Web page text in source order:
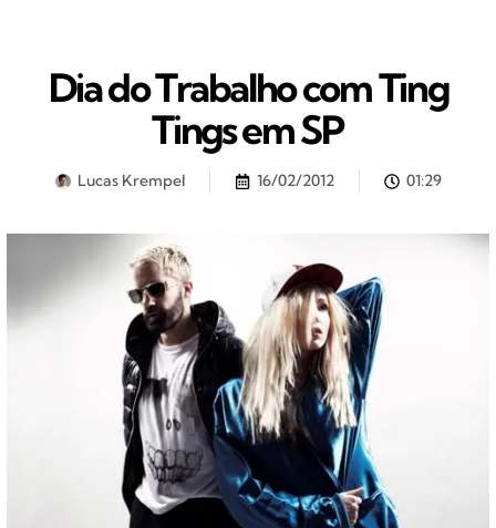
Dia do Trabalho com Ting
Tings em SP
Lucas Krempel 16/02/2012 01:29